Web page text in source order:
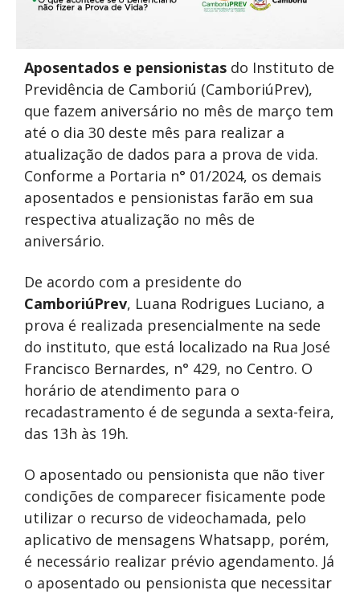
Aposentados e pensionistas do Instituto de
Previdência de Camboriú (CamboriúPrev),
que fazem aniversário no mês de março tem
até o dia 30 deste mês para realizar a
atualização de dados para a prova de vida.
Conforme a Portaria n° 01/2024, os demais
aposentados e pensionistas farão em sua
respectiva atualização no mês de
aniversário.
De acordo com a presidente do
CamboriúPrev, Luana Rodrigues Luciano, a
prova é realizada presencialmente na sede
do instituto, que está localizado na Rua José
Francisco Bernardes, n° 429, no Centro. O
horário de atendimento para o
recadastramento é de segunda a sexta-feira,
das 13h às 19h.
O aposentado ou pensionista que não tiver
condições de comparecer fisicamente pode
utilizar o recurso de videochamada, pelo
aplicativo de mensagens Whatsapp, porém,
é necessário realizar prévio agendamento. Já
o aposentado ou pensionista que necessitar